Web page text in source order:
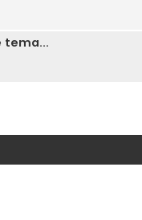
tema...